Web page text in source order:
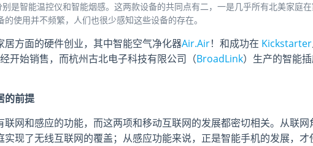
是智能温控仪和智能烟感。这两款设备的共同点有二，一是几乎所有北美家庭
使用并不频繁，人们也很少感知这些设备的存在。
方面的硬件创业，其中智能空气净化器Air.Air！和成功在 Kickstarter
开始销售，而杭州古北电子科技有限公司（BroadLink）生产的智能
的前提
网和感应的功能，而这两项和移动互联网的发展都密切相关。从联网
现了无线互联网的覆盖；从感应功能来说，正是智能手机的发展，才